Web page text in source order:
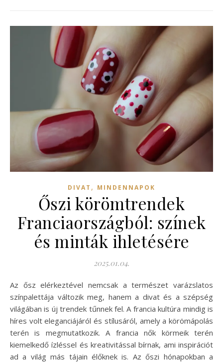
DIVAT , MINDENNAPOK
Őszi körömtrendek
Franciaországból: színek
és minták ihletésére
2025.01.04.
Az ősz elérkeztével nemcsak a természet varázslatos
színpalettája változik meg, hanem a divat és a szépség
világában is új trendek tűnnek fel. A francia kultúra mindig is
híres volt eleganciájáról és stílusáról, amely a körömápolás
terén is megmutatkozik. A francia nők körmeik terén
kiemelkedő ízléssel és kreativitással bírnak, ami inspirációt
ad a világ más tájain élőknek is. Az őszi hónapokban a